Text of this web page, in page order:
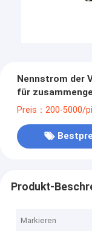
Nennstrom der
für
Preis：200-5000/
Produkt-
Markieren